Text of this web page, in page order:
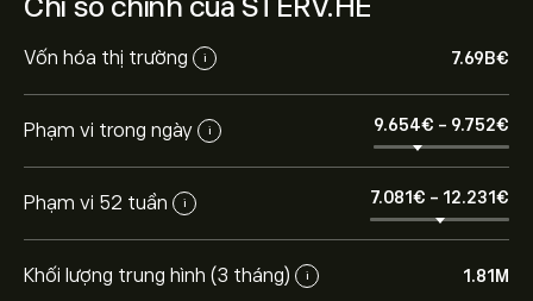
Chỉ số chính của STERV.HE
Vốn hóa thị trường i 7.69B‎€‎
Phạm vi trong ngày i 9.654‎€‎ - 9.752‎€‎
Phạm vi 52 tuần i 7.081‎€‎ - 12.231‎€‎
Khối lượng trung hình (3 tháng) i 1.81M